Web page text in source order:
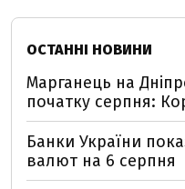
ОСТАННІ НОВИНИ
Марганець на
початку серпня:
Банки України
валют на 6 серпня